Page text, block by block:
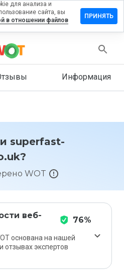
Информация
superfast-
WOT
веб-
76%
основана на нашей
отзывах экспертов
для анализа и
сайта, вы
в отношении файлов
ПРИНЯТЬ